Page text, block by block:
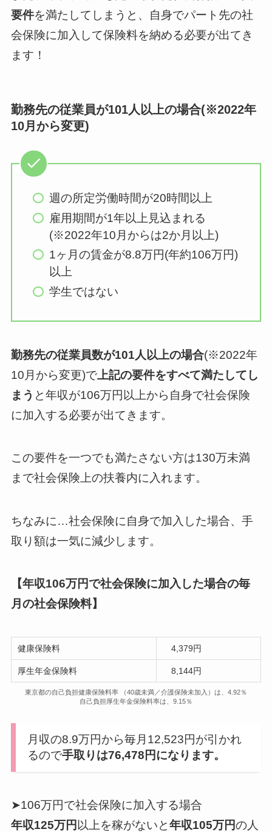
要件を満たしてしまうと、自身でパート先の社
会保険に加入して保険料を納める必要が出てき
ます！
勤務先の従業員が101人以上の場合(※2022年
10月から変更)
週の所定労働時間が20時間以上
雇用期間が1年以上見込まれる
(※2022年10月からは2か月以上)
1ヶ月の賃金が8.8万円(年約106万円)
以上
学生ではない
勤務先の従業員数が101人以上の場合(※2022年
10月から変更)で上記の要件をすべて満たしてし
まう と年収が106万円以上から自身で社会保険
に加入する必要が出てきます。
この要件を一つでも満たさない方は130万未満
まで社会保険上の扶養内に入れます。
ちなみに…社会保険に自身で加入した場合、手
取り額は一気に減少します。
【年収106万円で社会保険に加入した場合の毎
月の社会保険料】
健康保険料 4,379円
厚生年金保険料 8,144円
東京都の自己負担健康保険料率 （40歳未満／介護保険未加入）は、4.92％
自己負担厚生年金保険料率は、9.15％
月収の8.9万円から毎月12,523円が引かれ
るので手取りは76,478円になります。
➤106万円で社会保険に加入する場合
年収125万円 以上を稼がないと年収105万円の人